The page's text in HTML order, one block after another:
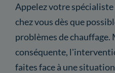
Appelez votre
chez vous dès que
problèmes de chauffage.
conséquente,
faites face à une